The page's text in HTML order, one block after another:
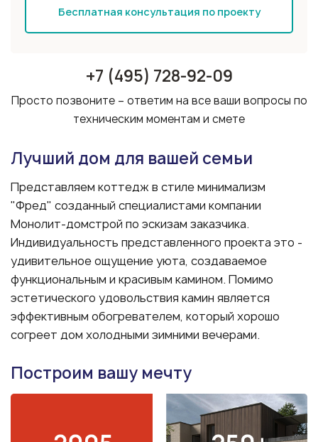
Бесплатная консультация по проекту
+7 (495) 728-92-09
Просто позвоните – ответим на все ваши вопросы по
техническим моментам и смете
Лучший дом для вашей семьи
Представляем коттедж в стиле минимализм
"Фред" созданный специалистами компании
Монолит-домстрой по эскизам заказчика.
Индивидуальность представленного проекта это -
удивительное ощущение уюта, создаваемое
функциональным и красивым камином. Помимо
эстетического удовольствия камин является
эффективным обогревателем, который хорошо
согреет дом холодными зимними вечерами.
Построим вашу мечту